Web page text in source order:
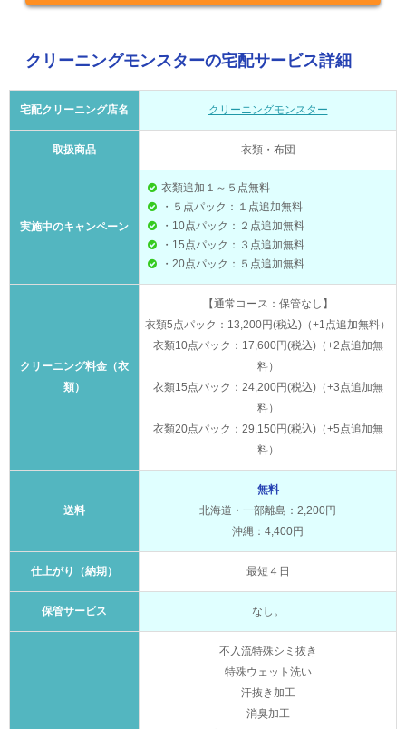
クリーニングモンスターの宅配サービス詳細
宅配クリーニング店名 クリーニングモンスター
取扱商品 衣類・布団
実施中のキャンペーン
衣類追加１～５点無料
・５点パック：１点追加無料
・10点パック：２点追加無料
・15点パック：３点追加無料
・20点パック：５点追加無料
クリーニング料金（衣
類）
【通常コース：保管なし】
衣類5点パック：13,200円(税込)（+1点追加無料）
衣類10点パック：17,600円(税込)（+2点追加無
料）
衣類15点パック：24,200円(税込)（+3点追加無
料）
衣類20点パック：29,150円(税込)（+5点追加無
料）
送料
無料
北海道・一部離島：2,200円
沖縄：4,400円
仕上がり（納期） 最短４日
保管サービス なし。
不入流特殊シミ抜き
特殊ウェット洗い
汗抜き加工
消臭加工